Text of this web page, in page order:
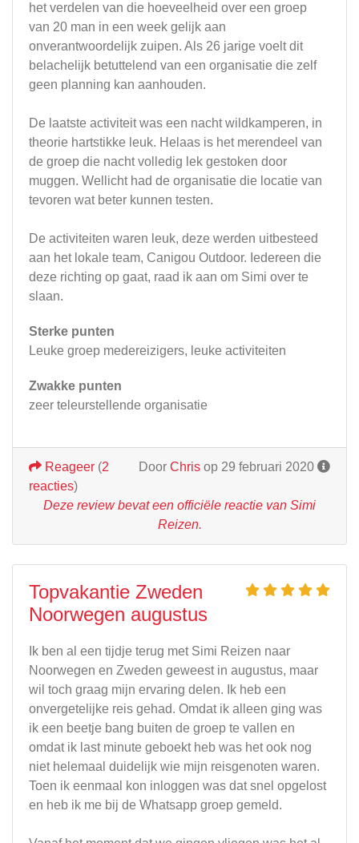
het verdelen van die hoeveelheid over een groep
van 20 man in een week gelijk aan
onverantwoordelijk zuipen. Als 26 jarige voelt dit
belachelijk betuttelend van een organisatie die zelf
geen planning kan aanhouden.
De laatste activiteit was een nacht wildkamperen, in
theorie hartstikke leuk. Helaas is het merendeel van
de groep die nacht volledig lek gestoken door
muggen. Wellicht had de organisatie die locatie van
tevoren wat beter kunnen testen.
De activiteiten waren leuk, deze werden uitbesteed
aan het lokale team, Canigou Outdoor. Iedereen die
deze richting op gaat, raad ik aan om Simi over te
slaan.
Sterke punten
Leuke groep medereizigers, leuke activiteiten
Zwakke punten
zeer teleurstellende organisatie
Door Chris op 29 februari 2020
Reageer (2
reacties)
Deze review bevat een officiële reactie van Simi
Reizen.
Topvakantie Zweden
Noorwegen augustus
Ik ben al een tijdje terug met Simi Reizen naar
Noorwegen en Zweden geweest in augustus, maar
wil toch graag mijn ervaring delen. Ik heb een
onvergetelijke reis gehad. Omdat ik alleen ging was
ik een beetje bang buiten de groep te vallen en
omdat ik last minute geboekt heb was het ook nog
niet helemaal duidelijk wie mijn reisgenoten waren.
Toen ik eenmaal kon inloggen was dat snel opgelost
en heb ik me bij de Whatsapp groep gemeld.